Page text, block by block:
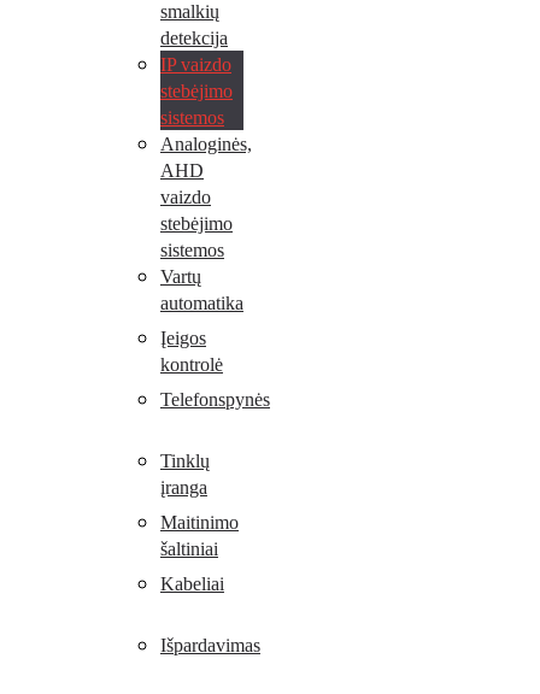
smalkių
detekcija
IP vaizdo
stebėjimo
sistemos
Analoginės,
AHD
vaizdo
stebėjimo
sistemos
Vartų
automatika
Įeigos
kontrolė
Telefonspynės
Tinklų
įranga
Maitinimo
šaltiniai
Kabeliai
Išpardavimas